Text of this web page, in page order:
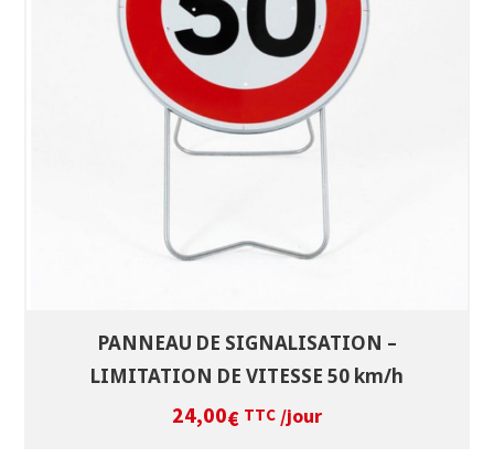
SÉLECTIONNEZ LES DATES
VOIR LE PRODUIT
PANNEAU DE SIGNALISATION –
LIMITATION DE VITESSE 50 km/h
24,00€ TTC /jour